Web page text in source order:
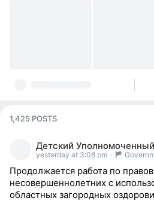
1,425 POSTS
Детский
yesterday at 3:08 pm ·
Продолжается работа по
несовершеннолетних с
областных загородных